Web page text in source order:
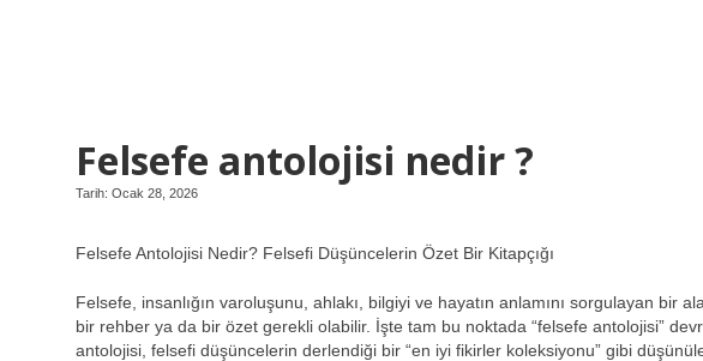
Felsefe antolojisi nedir ?
Tarih: Ocak 28, 2026
Felsefe Antolojisi Nedir? Felsefi Düşüncelerin Özet Bir Kitapçığı
Felsefe, insanlığın varoluşunu, ahlakı, bilgiyi ve hayatın anlamını sorgulayan bir
bir rehber ya da bir özet gerekli olabilir. İşte tam bu noktada “felsefe antolojisi”
antolojisi, felsefi düşüncelerin derlendiği bir “en iyi fikirler koleksiyonu” gibi